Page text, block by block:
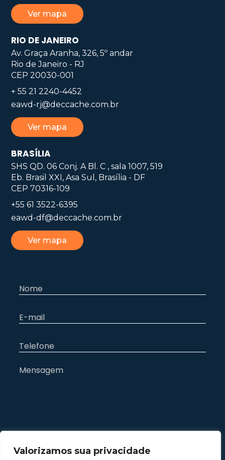
Valorizamos sua privacidade
Ver mapa
RIO DE JANEIRO
Av. Graça Aranha, 326, 5º andar
Rio de Janeiro - RJ
CEP 20030-001
+ 55 21 2240-4452
eawd-rj@deccache.com.br
Ver mapa
BRASÍLIA
SHS QD. 06 Conj. A Bl. C , sala 1007, 519
Eb. Brasil XXI, Asa Sul, Brasília - DF
CEP 70316-109
+55 61 3522-6395
eawd-df@deccache.com.br
Ver mapa